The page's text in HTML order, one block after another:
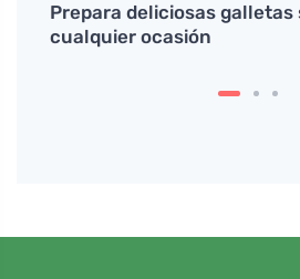
Prepara deliciosas galletas
cualquier ocasión